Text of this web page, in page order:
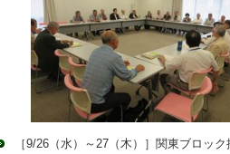
［9/26（水）～27（木）］関東ブロッ